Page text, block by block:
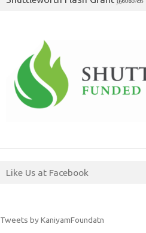
Like Us at Facebook
Tweets by KaniyamFoundatn